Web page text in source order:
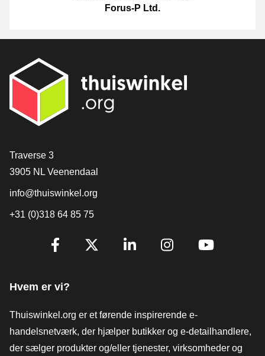
Forus-P Ltd.
[_General:Contact]
Traverse 3
3905 NL Veenendaal
info@thuiswinkel.org
+31 (0)318 64 85 75
[_General:SocialMediaTitle]
Hvem er vi?
Thuiswinkel.org er et førende inspirerende e-
handelsnetværk, der hjælper butikker og e-detailhandlere,
der sælger produkter og/eller tjenester, virksomheder og